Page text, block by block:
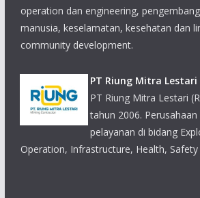
community development.
PT Riung Mitra Lestari
tahun 2006. Perusahaan
pelayanan di bidang
Operation, Infrastructure, Health, Safety